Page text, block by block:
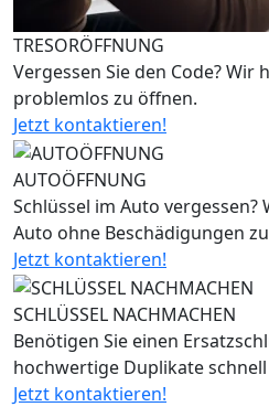
TRESORÖFFNUNG
Vergessen Sie den Code?
problemlos zu öffnen.
Jetzt kontaktieren!
AUTOÖFFNUNG
Schlüssel im Auto
Auto ohne Beschädigungen
Jetzt kontaktieren!
SCHLÜSSEL NACHMACHEN
Benötigen Sie einen
hochwertige Duplikate schnell
Jetzt kontaktieren!